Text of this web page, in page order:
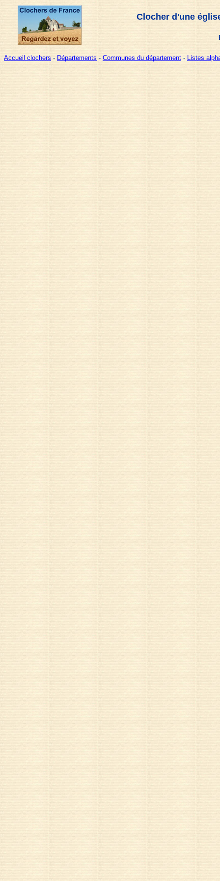
Clocher d'une
Accueil clochers - Départements - Communes du département - Listes